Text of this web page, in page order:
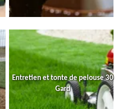
Entretien et tonte de pelouse 30
Gard